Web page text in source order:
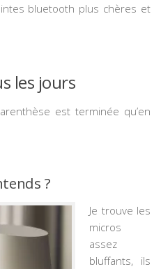
bluetooth plus chères et
les jours
est terminée qu’en
?
Je trouve les
micros
assez
bluffants, ils